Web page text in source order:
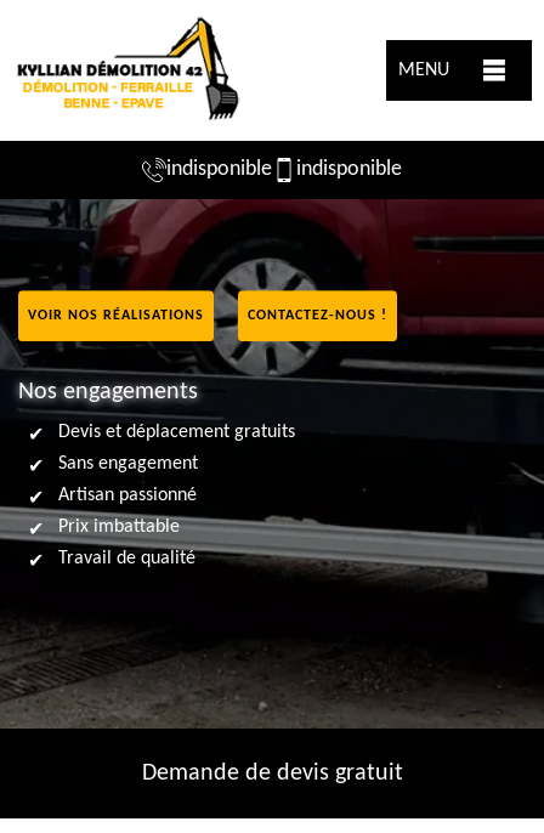
MENU
indisponible indisponible
VOIR NOS RÉALISATIONS CONTACTEZ-NOUS !
Nos engagements
Devis et déplacement gratuits
Sans engagement
Artisan passionné
Prix imbattable
Travail de qualité
Demande de devis gratuit